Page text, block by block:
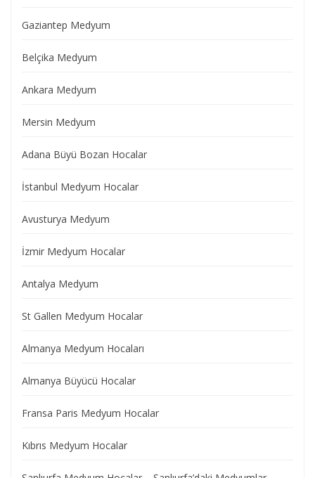
Gaziantep Medyum
Belçika Medyum
Ankara Medyum
Mersin Medyum
Adana Büyü Bozan Hocalar
İstanbul Medyum Hocalar
Avusturya Medyum
İzmir Medyum Hocalar
Antalya Medyum
St Gallen Medyum Hocalar
Almanya Medyum Hocaları
Almanya Büyücü Hocalar
Fransa Paris Medyum Hocalar
Kıbrıs Medyum Hocalar